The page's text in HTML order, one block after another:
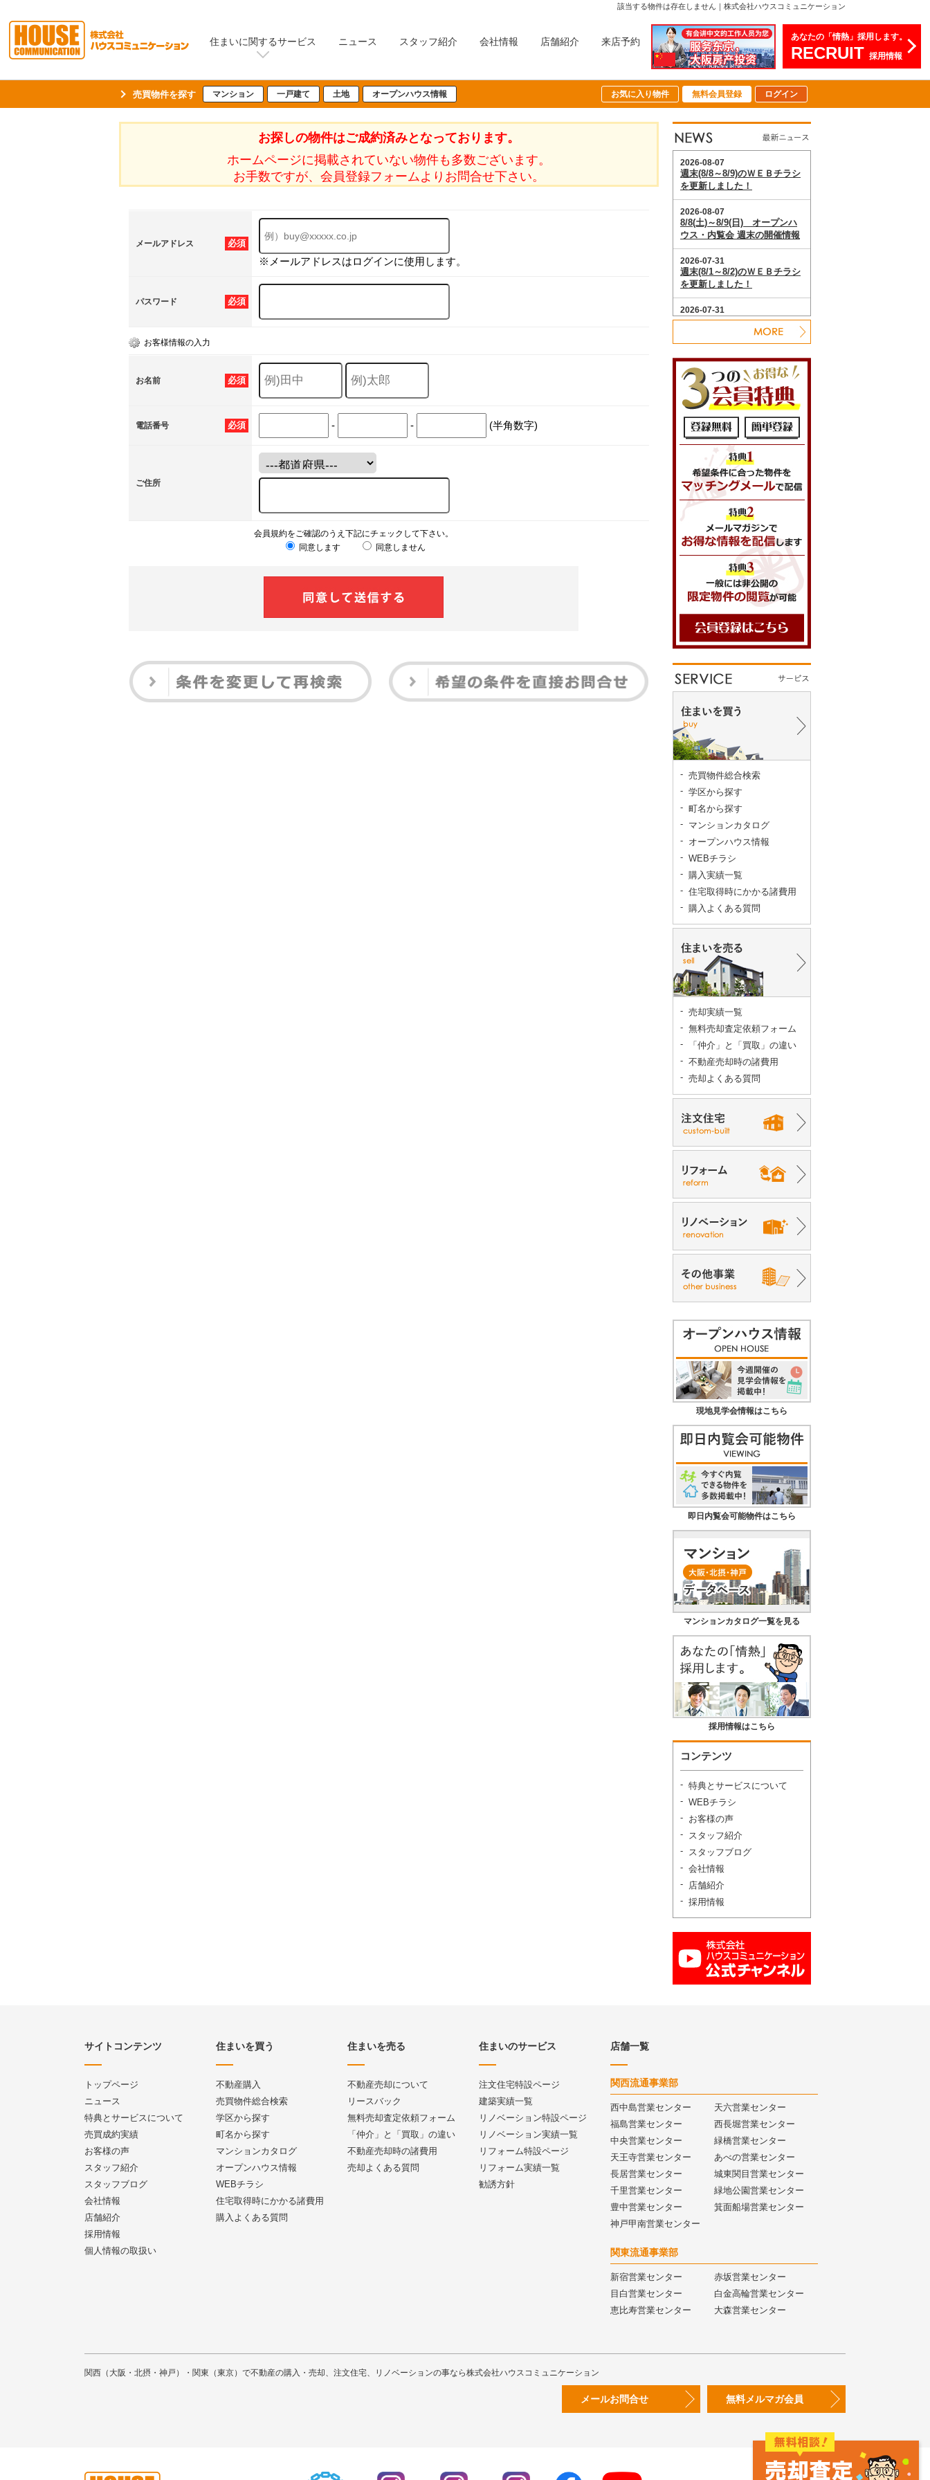
該当する物件は存在しません｜株式会社ハウスコミュニケーション
住まいに関するサービス ニュース スタッフ紹介 会社情報 店舗紹介 来店予約 あなたの「情熱」採用します。
RECRUIT 採用情報
売買物件を探す マンション 一戸建て 土地 オープンハウス情報 お気に入り物件 無料会員登録 ログイン
お探しの物件はご成約済みとなっております。
ホームページに掲載されていない物件も多数ございます。
お手数ですが、会員登録フォームよりお問合せ下さい。
必須
メールアドレス
※メールアドレスはログインに使用します。
必須
パスワード
お客様情報の入力
必須
お名前
必須
電話番号 - - (半角数字)
ご住所
会員規約をご確認のうえ下記にチェックして下さい。
同意します
同意しません
売買物件総合検索
学区から探す
町名から探す
マンションカタログ
オープンハウス情報
WEBチラシ
購入実績一覧
住宅取得時にかかる諸費用
購入よくある質問
売却実績一覧
無料売却査定依頼フォーム
「仲介」と「買取」の違い
不動産売却時の諸費用
売却よくある質問
現地見学会情報はこちら
即日内覧会可能物件はこちら
マンションカタログ一覧を見る
採用情報はこちら
コンテンツ
特典とサービスについて
WEBチラシ
お客様の声
スタッフ紹介
スタッフブログ
会社情報
店舗紹介
採用情報
サイトコンテンツ
トップページ
ニュース
特典とサービスについて
売買成約実績
お客様の声
スタッフ紹介
スタッフブログ
会社情報
店舗紹介
採用情報
個人情報の取扱い
住まいを買う
不動産購入
売買物件総合検索
学区から探す
町名から探す
マンションカタログ
オープンハウス情報
WEBチラシ
住宅取得時にかかる諸費用
購入よくある質問
住まいを売る
不動産売却について
リースバック
無料売却査定依頼フォーム
「仲介」と「買取」の違い
不動産売却時の諸費用
売却よくある質問
住まいのサービス
注文住宅特設ページ
建築実績一覧
リノベーション特設ページ
リノベーション実績一覧
リフォーム特設ページ
リフォーム実績一覧
勧誘方針
店舗一覧
関西流通事業部
西中島営業センター
天六営業センター
福島営業センター
西長堀営業センター
中央営業センター
緑橋営業センター
天王寺営業センター
あべの営業センター
長居営業センター
城東関目営業センター
千里営業センター
緑地公園営業センター
豊中営業センター
箕面船場営業センター
神戸甲南営業センター
関東流通事業部
新宿営業センター
赤坂営業センター
目白営業センター
白金高輪営業センター
恵比寿営業センター
大森営業センター
関西（大阪・北摂・神戸）・関東（東京）で不動産の購入・売却、注文住宅、リノベーションの事なら株式会社ハウスコミュニケーション
メールお問合せ 無料メルマガ会員